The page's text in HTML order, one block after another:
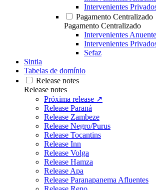
Intervenientes
Pagamento Centralizado
Pagamento Centralizado
Intervenientes
Intervenientes
Sefaz
Sintia
Tabelas de domínio
Release notes
Release notes
Próxima release ↗
Release Paraná
Release Zambeze
Release Negro/Purus
Release Tocantins
Release Inn
Release Volga
Release Hamza
Release Apa
Release Paranapanema Afluentes